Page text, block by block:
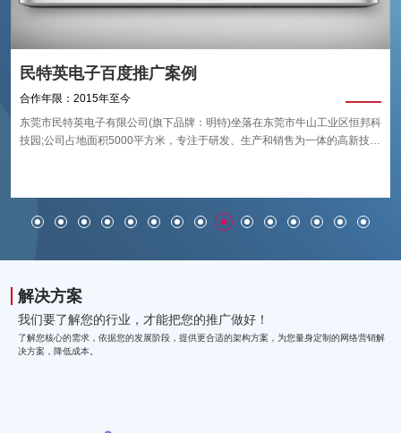
民特英电子百度推广案例
合作年限：2015年至今
东莞市民特英电子有限公司(旗下品牌：明特)坐落在东莞市牛山工业区恒邦科
技园;公司占地面积5000平方米，专注于研发、生产和销售为一体的高新技术
解决方案
我们要了解您的行业，才能把您的推广做好！
了解您核心的需求，依据您的发展阶段，提供更合适的架构方案，为您量身定制的网络营销解
决方案，降低成本。